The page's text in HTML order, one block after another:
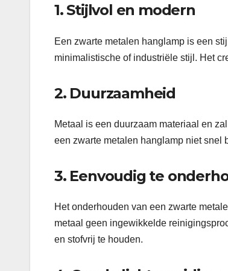
1. Stijlvol en modern
Een zwarte metalen hanglamp is een
minimalistische of industriële stijl. Het
2. Duurzaamheid
Metaal is een duurzaam materiaal en
een zwarte metalen hanglamp niet snel
3. Eenvoudig te
Het onderhouden van een zwarte
metaal geen ingewikkelde
en stofvrij te houden.